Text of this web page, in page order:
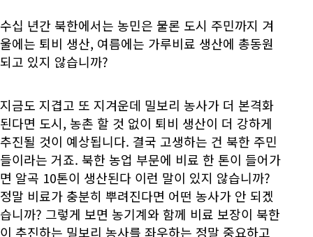
수십 년간 북한에서는 농민은 물론 도시 주민까지 겨
울에는 퇴비 생산, 여름에는 가루비료 생산에 총동원
되고 있지 않습니까?
지금도 지겹고 또 지겨운데 밀보리 농사가 더 본격화
된다면 도시, 농촌 할 것 없이 퇴비 생산이 더 강하게
추진될 것이 예상됩니다. 결국 고생하는 건 북한 주민
들이라는 거죠. 북한 농업 부문에 비료 한 톤이 들어가
면 알곡 10톤이 생산된다 이런 말이 있지 않습니까?
정말 비료가 충분히 뿌려진다면 어떤 농사가 안 되겠
습니까? 그렇게 보면 농기계와 함께 비료 보장이 북한
이 추진하는 밀보리 농사를 좌우하는 정말 중요하고